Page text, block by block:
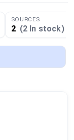
SOURCES
2 (2 In stock)